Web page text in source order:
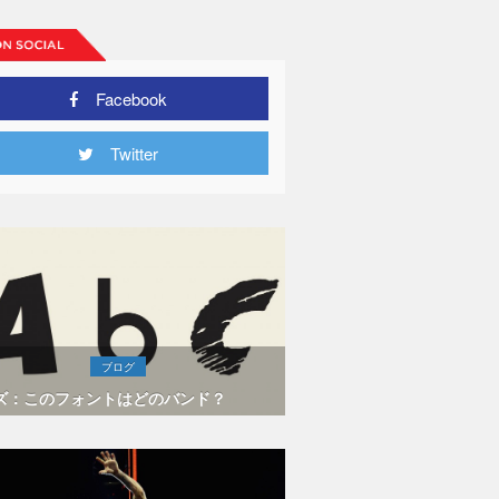
Facebook
Twitter
ブログ
：このフォントはどのバンド？